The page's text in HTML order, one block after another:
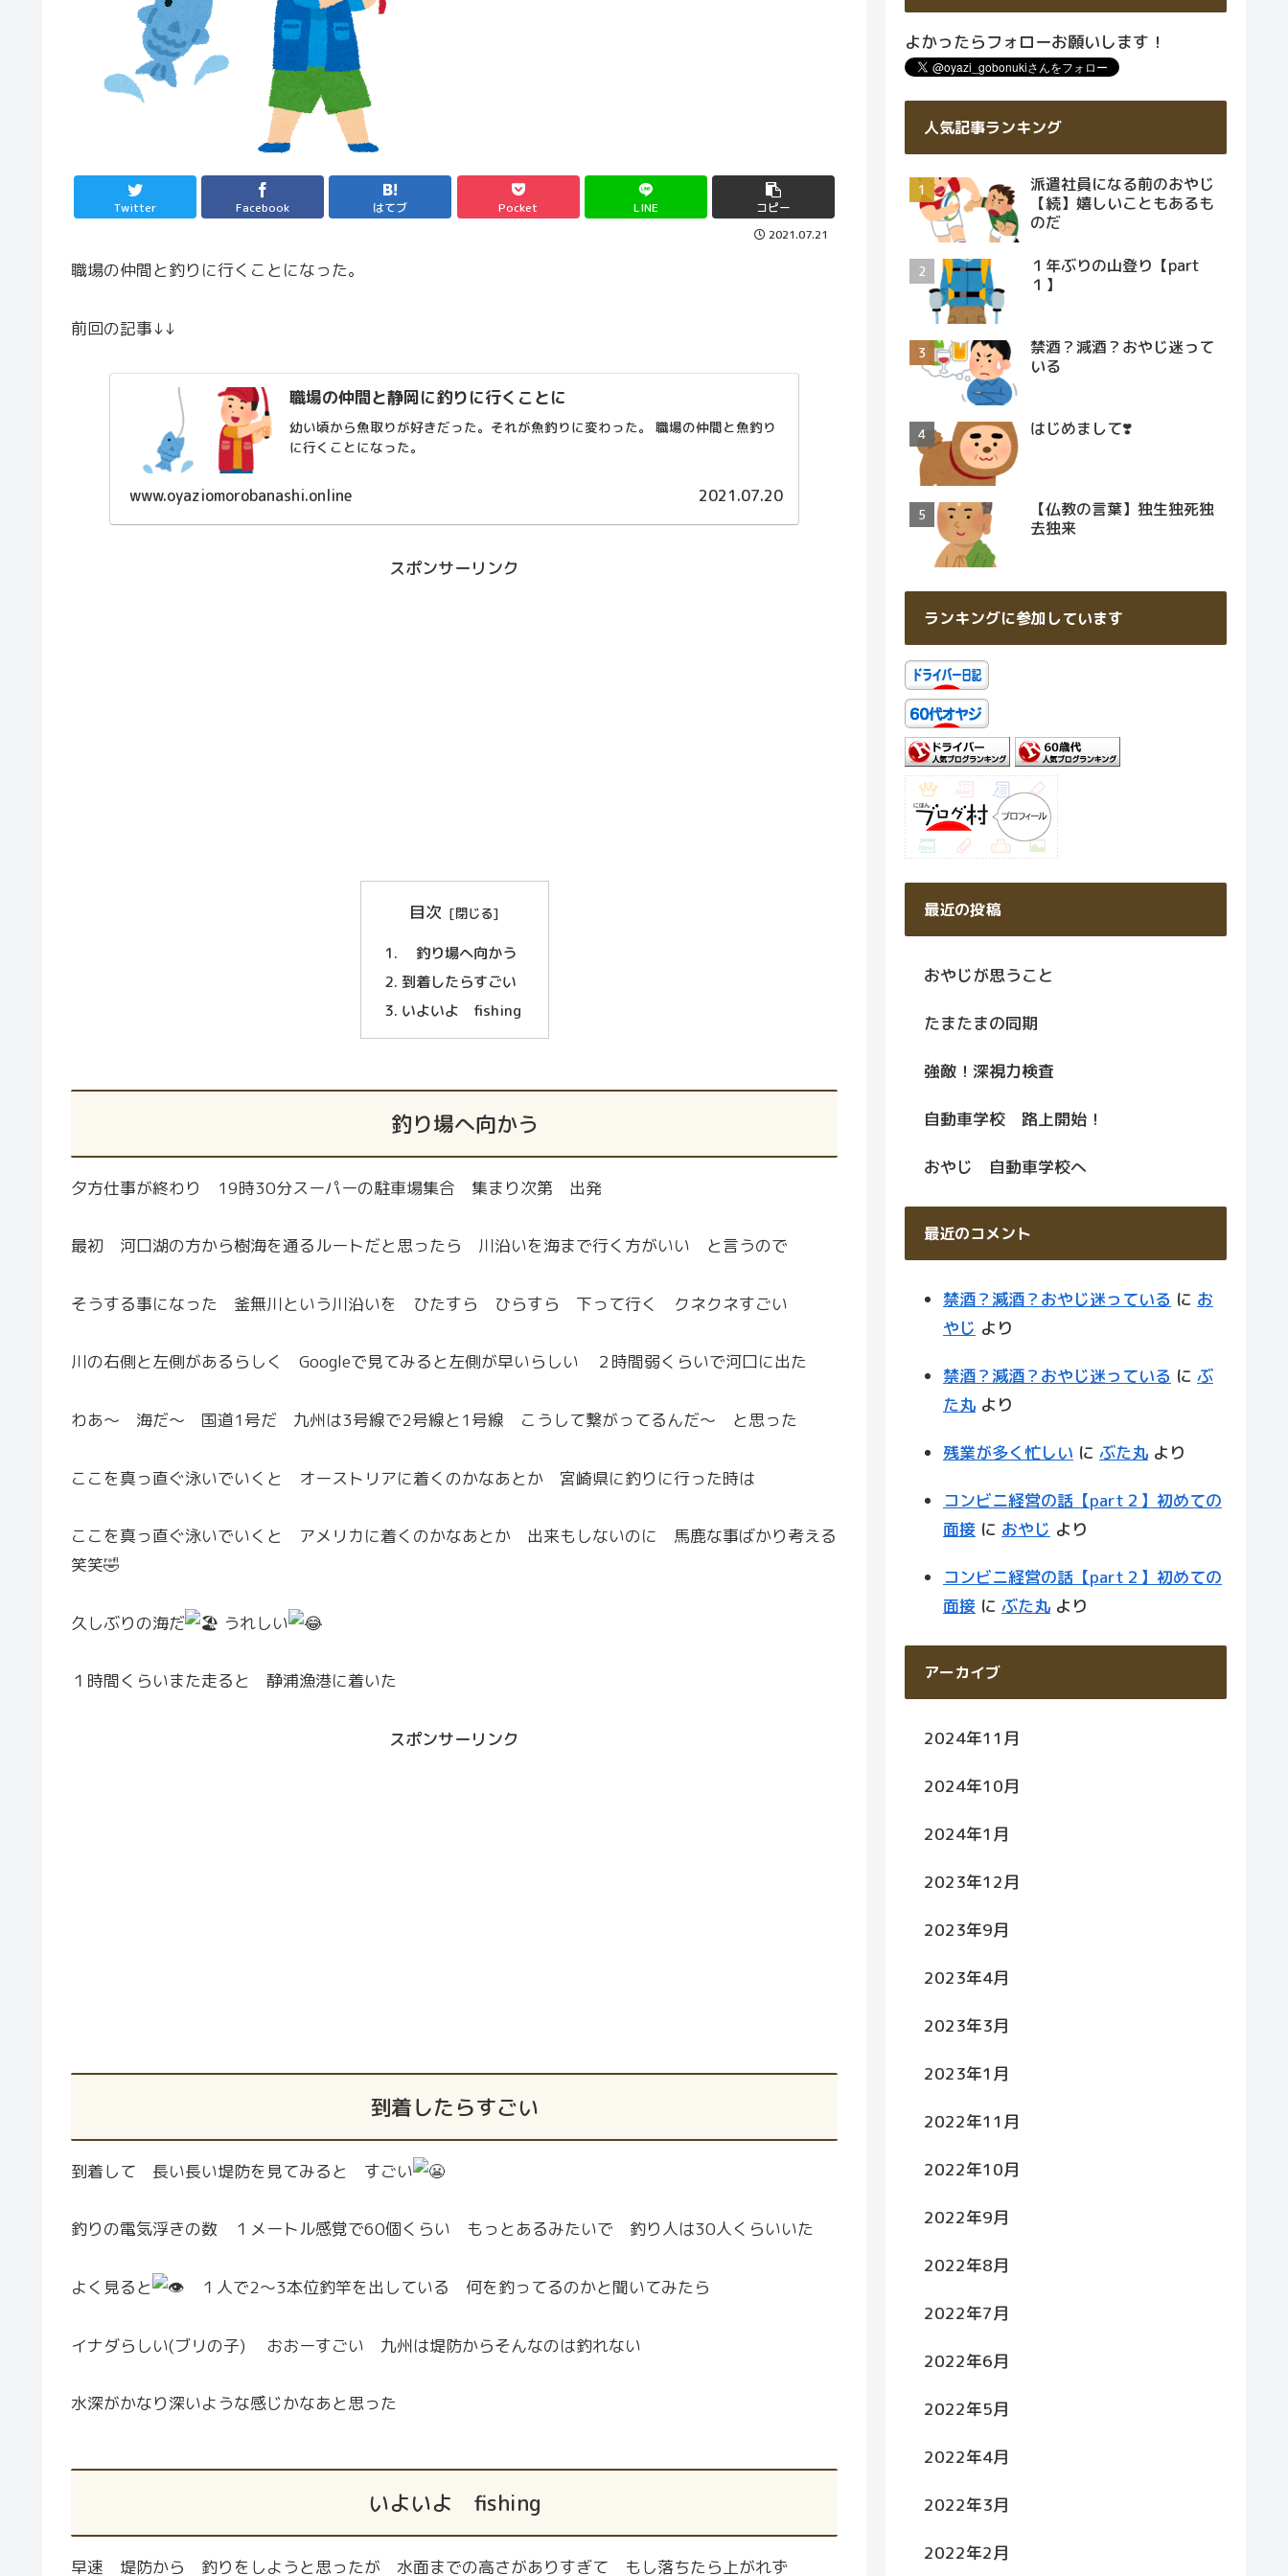
Twitter Facebook はてブ Pocket LINE
コピー
2021.07.21
職場の仲間と釣りに行くことになった。
前回の記事↓↓
職場の仲間と静岡に釣りに行くことに
幼い頃から魚取りが好きだった。それが魚釣りに変わった。 職場の仲間と魚釣り
に行くことになった。
www.oyaziomorobanashi.online 2021.07.20
スポンサーリンク
目次
釣り場へ向かう
到着したらすごい
いよいよ fishing
釣り場へ向かう
夕方仕事が終わり 19時30分スーパーの駐車場集合 集まり次第 出発
最初 河口湖の方から樹海を通るルートだと思ったら 川沿いを海まで行く方がいい と言うので
そうする事になった 釜無川という川沿いを ひたすら ひらすら 下って行く クネクネすごい
川の右側と左側があるらしく Googleで見てみると左側が早いらしい ２時間弱くらいで河口に出た
わあ〜 海だ〜 国道1号だ 九州は3号線で2号線と1号線 こうして繋がってるんだ〜 と思った
ここを真っ直ぐ泳いでいくと オーストリアに着くのかなあとか 宮崎県に釣りに行った時は
ここを真っ直ぐ泳いでいくと アメリカに着くのかなあとか 出来もしないのに 馬鹿な事ばかり考える
笑笑🤣
久しぶりの海だ うれしい
１時間くらいまた走ると 静浦漁港に着いた
スポンサーリンク
到着したらすごい
到着して 長い長い堤防を見てみると すごい
釣りの電気浮きの数 １メートル感覚で60個くらい もっとあるみたいで 釣り人は30人くらいいた
よく見ると １人で2～3本位釣竿を出している 何を釣ってるのかと聞いてみたら
イナダらしい(ブリの子) おおーすごい 九州は堤防からそんなのは釣れない
水深がかなり深いような感じかなあと思った
いよいよ fishing
早速 堤防から 釣りをしようと思ったが 水面までの高さがありすぎて もし落ちたら上がれず
よかったらフォローお願いします！
人気記事ランキング
派遣社員になる前のおやじ
【続】嬉しいこともあるも
のだ
１年ぶりの山登り【part
１】
禁酒？減酒？おやじ迷って
いる
はじめまして❣️
【仏教の言葉】独生独死独
去独来
ランキングに参加しています
最近の投稿
おやじが思うこと
たまたまの同期
強敵！深視力検査
自動車学校 路上開始！
おやじ 自動車学校へ
最近のコメント
禁酒？減酒？おやじ迷っている に お
やじ より
禁酒？減酒？おやじ迷っている に ぶ
た丸 より
残業が多く忙しい に ぶた丸 より
コンビニ経営の話【part２】初めての
面接 に おやじ より
コンビニ経営の話【part２】初めての
面接 に ぶた丸 より
アーカイブ
2024年11月
2024年10月
2024年1月
2023年12月
2023年9月
2023年4月
2023年3月
2023年1月
2022年11月
2022年10月
2022年9月
2022年8月
2022年7月
2022年6月
2022年5月
2022年4月
2022年3月
2022年2月